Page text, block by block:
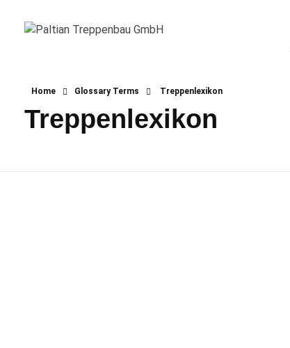
Home Glossary Terms Treppenlexikon
Treppenlexikon